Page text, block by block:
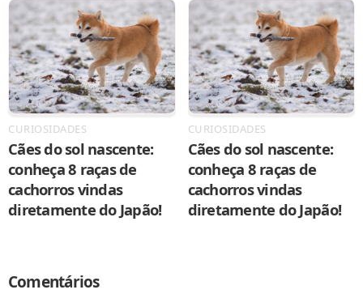
CURIOSIDADES
Cães do sol nascente:
conheça 8 raças de
cachorros vindas
diretamente do Japão!
CURIOSIDADES
Cães do sol nascente:
conheça 8 raças de
cachorros vindas
diretamente do Japão!
Comentários